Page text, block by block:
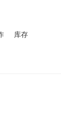
库存